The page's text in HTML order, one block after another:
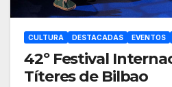
CULTURA DESTACADAS EVENTOS
42º Festival
Títeres de Bilbao